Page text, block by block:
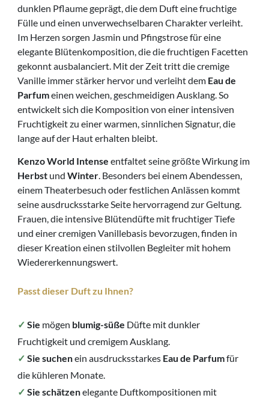
dunklen Pflaume geprägt, die dem Duft eine fruchtige
Fülle und einen unverwechselbaren Charakter verleiht.
Im Herzen sorgen Jasmin und Pfingstrose für eine
elegante Blütenkomposition, die die fruchtigen Facetten
gekonnt ausbalanciert. Mit der Zeit tritt die cremige
Vanille immer stärker hervor und verleiht dem Eau de
Parfumeinen weichen, geschmeidigen Ausklang. So
entwickelt sich die Komposition von einer intensiven
Fruchtigkeit zu einer warmen, sinnlichen Signatur, die
lange auf der Haut erhalten bleibt.
Kenzo World Intense entfaltet seine größte Wirkung im
Herbst und Winter. Besonders bei einem Abendessen,
einem Theaterbesuch oder festlichen Anlässen kommt
seine ausdrucksstarke Seite hervorragend zur Geltung.
Frauen, die intensive Blütendüfte mit fruchtiger Tiefe
und einer cremigen Vanillebasis bevorzugen, finden in
dieser Kreation einen stilvollen Begleiter mit hohem
Wiedererkennungswert.
Passt dieser Duft zu Ihnen?
✓ Sie mögen blumig-süße Düfte mit dunkler
Fruchtigkeit und cremigem Ausklang.
✓ Sie suchenein ausdrucksstarkes Eau de Parfumfür
die kühleren Monate.
✓ Sie schätzenelegante Duftkompositionen mit